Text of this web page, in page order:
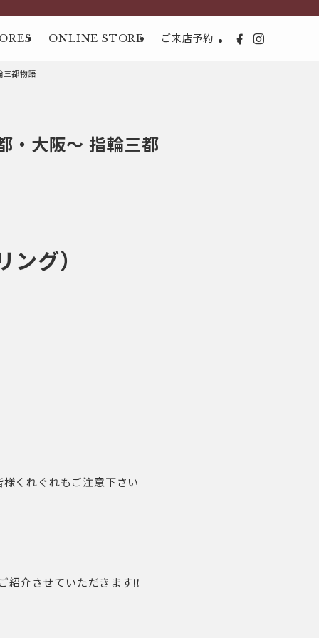
ONLINE STORE ご来店予約
都物語
・大阪～ 指輪三都
グ）
くれぐれもご注意下さい
介させていただきます!!